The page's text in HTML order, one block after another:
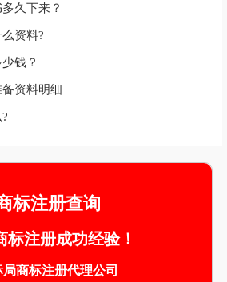
久下来？
资料?
钱？
资料明细
标注册查询
标注册成功经验！
局商标注册代理公司